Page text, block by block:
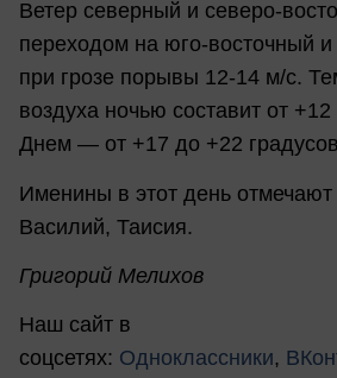
Ветер северный и северо-
переходом на юго-восточный
при грозе порывы 12-14 м/с.
воздуха ночью составит от
Днем — от +17 до +22
Именины в этот день
Василий, Таисия.
Григорий Мелихов
Наш сайт в
соцсетях: Одноклассники,